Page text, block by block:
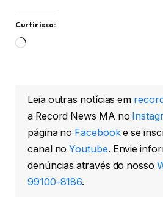
Curtir isso:
Carregando...
Leia outras notícias em
a Record News MA no
página no Facebooke se
canal noYoutube. Envie
denúncias através do nosso
99100-8186.